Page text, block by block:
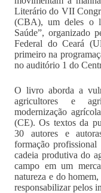
Literário do VII
(CBA), um deles o
Saúde”, organizado
Federal do Ceará
primeiro na
no auditório 1 do
O livro aborda a
agricultores e
modernização
(CE). Os textos da
30 autores e
formação profissional
cadeia produtiva do
campo em um
natureza e do
responsabilizar pelos